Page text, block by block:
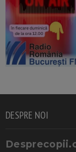
DESPRE NOI